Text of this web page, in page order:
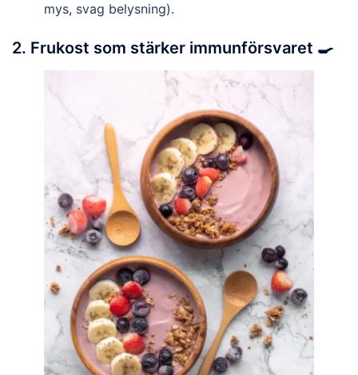
mys, svag belysning).
2. Frukost som stärker immunförsvaret 🍳